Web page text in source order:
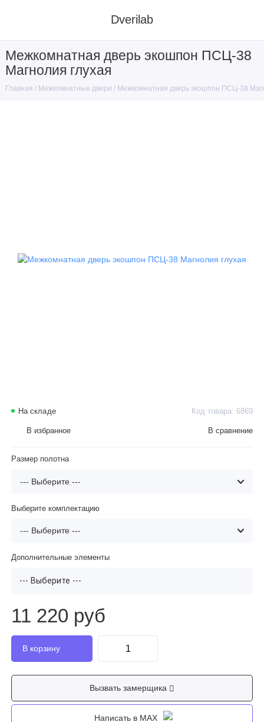
Dverilab
Межкомнатная дверь экошпон ПСЦ-38
Магнолия глухая
Главная Межкомнатные двери Межкомнатная дверь экошпон ПСЦ-38
На складе Код товара: 6869
В избранное В сравнение
Размер полотна
Выберите комплектацию
Дополнительные элементы
--- Выберите ---
11 220 руб
Вызвать замерщика
Написать в MAX